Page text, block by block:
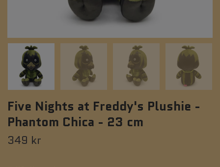
Five Nights at Freddy's Plushie -
Phantom Chica - 23 cm
349 kr